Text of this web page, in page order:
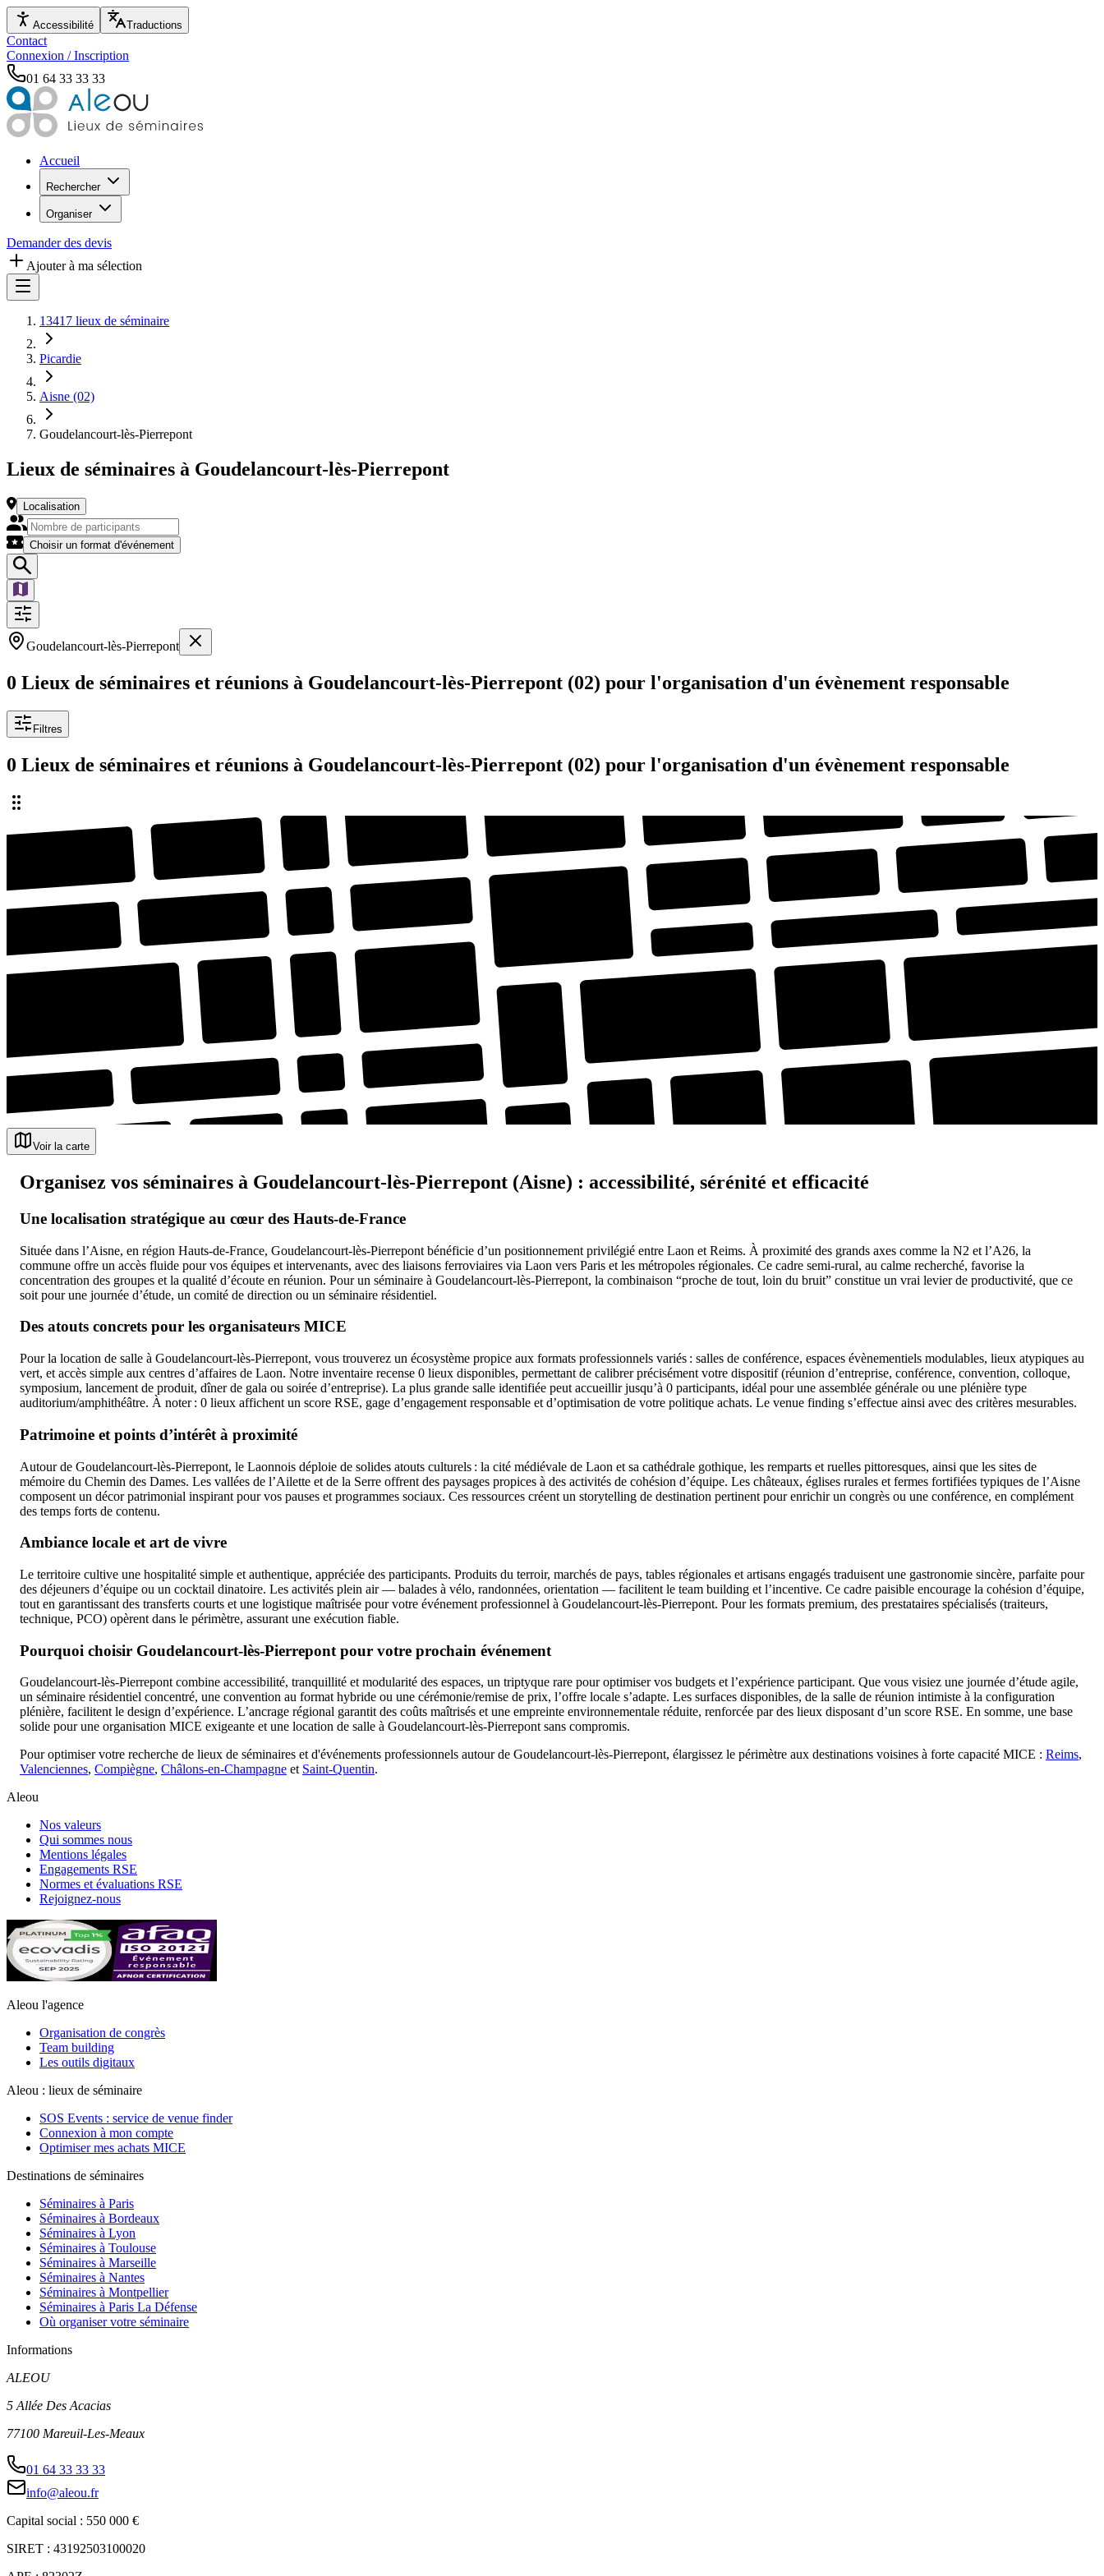
Accessibilité Traductions
Contact
Connexion / Inscription
01 64 33 33 33
Accueil
Rechercher
Organiser
Demander des devis
Ajouter à ma sélection
13417 lieux de séminaire
Picardie
Aisne (02)
Goudelancourt-lès-Pierrepont
Lieux de séminaires à Goudelancourt-lès-Pierrepont
Localisation
Choisir un format d'événement
Goudelancourt-lès-Pierrepont
0 Lieux de séminaires et réunions à Goudelancourt-lès-Pierrepont (02) pour l'organisation d'un évènement responsable
Filtres
0 Lieux de séminaires et réunions à Goudelancourt-lès-Pierrepont (02) pour l'organisation d'un évènement responsable
Voir la carte
Organisez vos séminaires à Goudelancourt-lès-Pierrepont (Aisne) : accessibilité, sérénité et efficacité
Une localisation stratégique au cœur des Hauts-de-France
Située dans l’Aisne, en région Hauts-de-France, Goudelancourt-lès-Pierrepont bénéficie d’un positionnement privilégié entre Laon et Reims. À proximité des grands axes comme la N2 et l’A26, la
commune offre un accès fluide pour vos équipes et intervenants, avec des liaisons ferroviaires via Laon vers Paris et les métropoles régionales. Ce cadre semi-rural, au calme recherché, favorise la
concentration des groupes et la qualité d’écoute en réunion. Pour un séminaire à Goudelancourt-lès-Pierrepont, la combinaison “proche de tout, loin du bruit” constitue un vrai levier de productivité, que ce
soit pour une journée d’étude, un comité de direction ou un séminaire résidentiel.
Des atouts concrets pour les organisateurs MICE
Pour la location de salle à Goudelancourt-lès-Pierrepont, vous trouverez un écosystème propice aux formats professionnels variés : salles de conférence, espaces évènementiels modulables, lieux atypiques au
vert, et accès simple aux centres d’affaires de Laon. Notre inventaire recense 0 lieux disponibles, permettant de calibrer précisément votre dispositif (réunion d’entreprise, conférence, convention, colloque,
symposium, lancement de produit, dîner de gala ou soirée d’entreprise). La plus grande salle identifiée peut accueillir jusqu’à 0 participants, idéal pour une assemblée générale ou une plénière type
auditorium/amphithéâtre. À noter : 0 lieux affichent un score RSE, gage d’engagement responsable et d’optimisation de votre politique achats. Le venue finding s’effectue ainsi avec des critères mesurables.
Patrimoine et points d’intérêt à proximité
Autour de Goudelancourt-lès-Pierrepont, le Laonnois déploie de solides atouts culturels : la cité médiévale de Laon et sa cathédrale gothique, les remparts et ruelles pittoresques, ainsi que les sites de
mémoire du Chemin des Dames. Les vallées de l’Ailette et de la Serre offrent des paysages propices à des activités de cohésion d’équipe. Les châteaux, églises rurales et fermes fortifiées typiques de l’Aisne
composent un décor patrimonial inspirant pour vos pauses et programmes sociaux. Ces ressources créent un storytelling de destination pertinent pour enrichir un congrès ou une conférence, en complément
des temps forts de contenu.
Ambiance locale et art de vivre
Le territoire cultive une hospitalité simple et authentique, appréciée des participants. Produits du terroir, marchés de pays, tables régionales et artisans engagés traduisent une gastronomie sincère, parfaite pour
des déjeuners d’équipe ou un cocktail dinatoire. Les activités plein air — balades à vélo, randonnées, orientation — facilitent le team building et l’incentive. Ce cadre paisible encourage la cohésion d’équipe,
tout en garantissant des transferts courts et une logistique maîtrisée pour votre événement professionnel à Goudelancourt-lès-Pierrepont. Pour les formats premium, des prestataires spécialisés (traiteurs,
technique, PCO) opèrent dans le périmètre, assurant une exécution fiable.
Pourquoi choisir Goudelancourt-lès-Pierrepont pour votre prochain événement
Goudelancourt-lès-Pierrepont combine accessibilité, tranquillité et modularité des espaces, un triptyque rare pour optimiser vos budgets et l’expérience participant. Que vous visiez une journée d’étude agile,
un séminaire résidentiel concentré, une convention au format hybride ou une cérémonie/remise de prix, l’offre locale s’adapte. Les surfaces disponibles, de la salle de réunion intimiste à la configuration
plénière, facilitent le design d’expérience. L’ancrage régional garantit des coûts maîtrisés et une empreinte environnementale réduite, renforcée par des lieux disposant d’un score RSE. En somme, une base
solide pour une organisation MICE exigeante et une location de salle à Goudelancourt-lès-Pierrepont sans compromis.
Pour optimiser votre recherche de lieux de séminaires et d'événements professionnels autour de Goudelancourt-lès-Pierrepont, élargissez le périmètre aux destinations voisines à forte capacité MICE : Reims,
Valenciennes, Compiègne, Châlons-en-Champagne et Saint-Quentin.
Aleou
Nos valeurs
Qui sommes nous
Mentions légales
Engagements RSE
Normes et évaluations RSE
Rejoignez-nous
Aleou l'agence
Organisation de congrès
Team building
Les outils digitaux
Aleou : lieux de séminaire
SOS Events : service de venue finder
Connexion à mon compte
Optimiser mes achats MICE
Destinations de séminaires
Séminaires à Paris
Séminaires à Bordeaux
Séminaires à Lyon
Séminaires à Toulouse
Séminaires à Marseille
Séminaires à Nantes
Séminaires à Montpellier
Séminaires à Paris La Défense
Où organiser votre séminaire
Informations
ALEOU
5 Allée Des Acacias
77100 Mareuil-Les-Meaux
01 64 33 33 33
info@aleou.fr
Capital social : 550 000 €
SIRET : 43192503100020